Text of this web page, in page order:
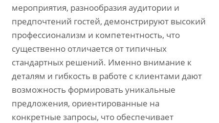
мероприятия‚ разнообразия аудитории и
предпочтений гостей‚ демонстрируют высокий
профессионализм и компетентность‚ что
существенно отличается от типичных
стандартных решений. Именно внимание к
деталям и гибкость в работе с клиентами дают
возможность формировать уникальные
предложения‚ ориентированные на
конкретные запросы‚ что обеспечивает